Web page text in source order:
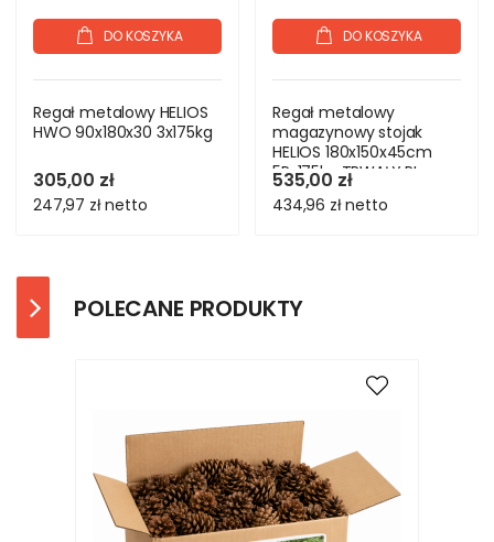
DO KOSZYKA
Regał metalowy HELIOS
HWO 90x180x30 3x175kg
305,00 zł
247,97 złnetto
DO KOSZYKA
Regał metalowy
magazynowy stojak
HELIOS 180x150x45cm
5Px175kg TRWAŁY PL
535,00 zł
434,96 złnetto
POLECANE PRODUKTY